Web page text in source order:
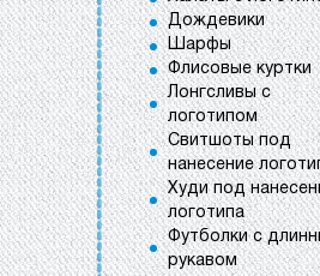
Дождевики
Шарфы
Флисовые куртки
Лонгсливы с
логотипом
Свитшоты под
нанесение
Худи под
логотипа
Футболки с
рукавом